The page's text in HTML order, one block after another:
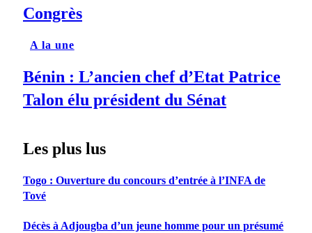
Congrès
A la une
Bénin : L’ancien chef d’Etat Patrice
Talon élu président du Sénat
Les plus lus
Togo : Ouverture du concours d’entrée à l’INFA de
Tové
Décès à Adjougba d’un jeune homme pour un présumé